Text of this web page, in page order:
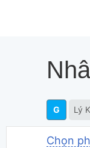
G Lý
Chọn